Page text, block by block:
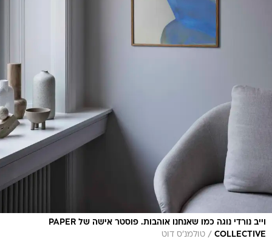
וייב נורדי נוגה כמו שאנחנו אוהבות. פוסטר אישה של PAPER
COLLECTIVE
/ טולמנ'ס דוט